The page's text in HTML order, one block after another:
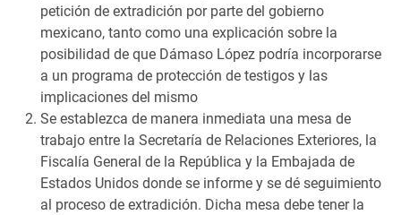
petición de extradición por parte del gobierno
mexicano, tanto como una explicación sobre la
posibilidad de que Dámaso López podría incorporarse
a un programa de protección de testigos y las
implicaciones del mismo
Se establezca de manera inmediata una mesa de
trabajo entre la Secretaría de Relaciones Exteriores, la
Fiscalía General de la República y la Embajada de
Estados Unidos donde se informe y se dé seguimiento
al proceso de extradición. Dicha mesa debe tener la